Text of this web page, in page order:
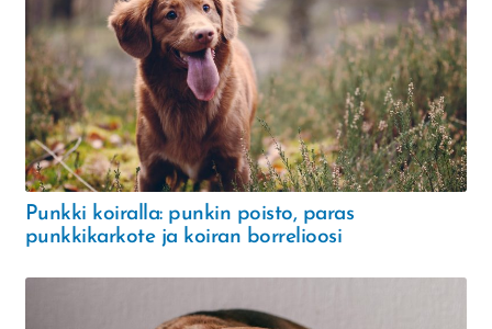
Punkki koiralla: punkin poisto, paras
punkkikarkote ja koiran borrelioosi